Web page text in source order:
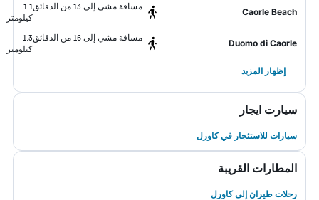
Caorle Beach
مسافة مشي إلى 13 من الدقائق
1.1
كيلومتر
Duomo di Caorle
مسافة مشي إلى 16 من الدقائق
1.3
كيلومتر
إظهار المزيد
سيارت ايجار
سيارات للاستئجار في كاورل
المطارات القريبة
رحلات طيران إلى كاورل